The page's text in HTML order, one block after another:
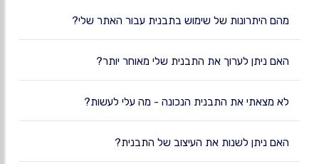
מהם היתרונות של שימוש בתבנית עבור האתר שלי?
האם ניתן לערוך את התבנית שלי מאוחר יותר?
לא מצאתי את התבנית הנכונה - מה עלי לעשות?
האם ניתן לשנות את העיצוב של התבנית?